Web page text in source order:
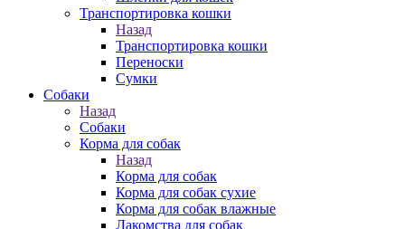
Транспортировка кошки
Назад
Транспортировка кошки
Переноски
Сумки
Собаки
Назад
Собаки
Корма для собак
Назад
Корма для собак
Корма для собак сухие
Корма для собак влажные
Лакомства для собак